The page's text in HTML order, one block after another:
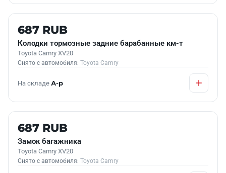
Б/У В НАЛИЧИИ
687 RUB
Колодки тормозные задние барабанные км-т
Toyota Camry XV20
Снято с автомобиля: Toyota Camry
На складе А-р
Б/У В НАЛИЧИИ
687 RUB
Замок багажника
Toyota Camry XV20
Снято с автомобиля: Toyota Camry